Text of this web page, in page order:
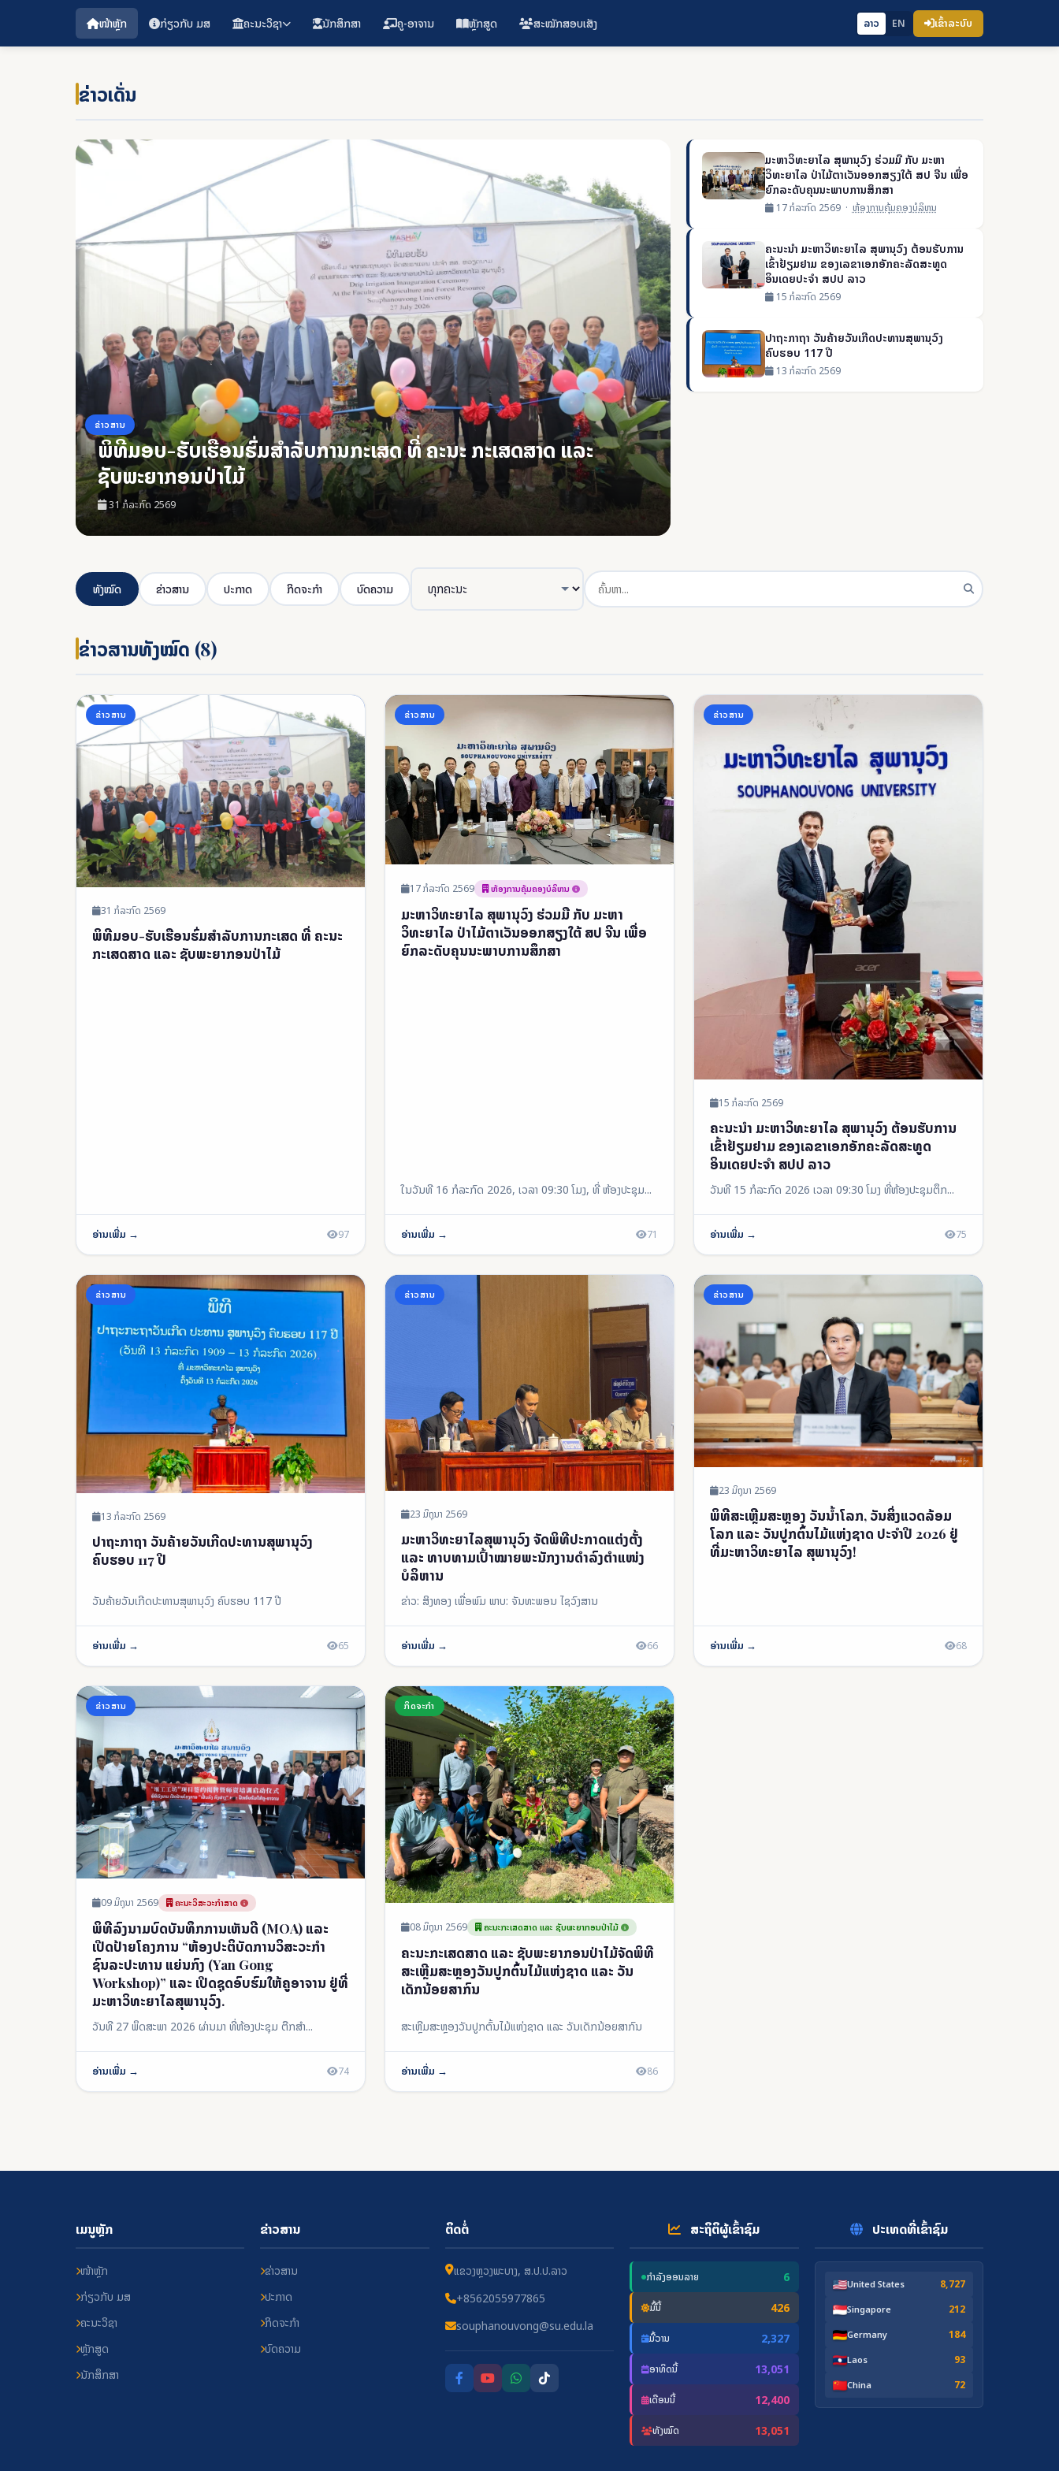
ໜ້າຫຼັກ ກ່ຽວກັບ ມສ ຄະນະວິຊາ ນັກສຶກສາ ຄູ-ອາຈານ ຫຼັກສູດ ສະໝັກສອບເສັງ ລາວ EN ເຂົ້າລະບົບ
ຂ່າວເດັ່ນ
ຂ່າວສານ
ພິທີມອບ-ຮັບເຮືອນຮົ່ມສໍາລັບການກະເສດ ທີ່ ຄະນະ ກະເສດສາດ ແລະ
ຊັບພະຍາກອນປ່າໄມ້
31 ກໍລະກົດ 2569
ມະຫາວິທະຍາໄລ ສຸພານຸວົງ ຮ່ວມມື ກັບ ມະຫາ
ວິທະຍາໄລ ປ່າໄມ້ຕາເວັນອອກສຽງໃຕ້ ສປ ຈີນ ເພື່ອ
ຍົກລະດັບຄຸນນະພາບການສຶກສາ
17 ກໍລະກົດ 2569 ·ຫ້ອງການຄຸ້ມຄອງບໍລິຫນ
ຄະນະນໍາ ມະຫາວິທະຍາໄລ ສຸພານຸວົງ ຕ້ອນຮັບການ
ເຂົ້າຢ້ຽມຢາມ ຂອງເລຂາເອກອັກຄະລັດສະທູດ
ອິນເດຍປະຈໍາ ສປປ ລາວ
15 ກໍລະກົດ 2569
ປາຖະກາຖາ ວັນຄ້າຍວັນເກີດປະທານສຸພານຸວົງ
ຄົບຮອບ 117 ປີ
13 ກໍລະກົດ 2569
ທັງໝົດ ຂ່າວສານ ປະກາດ ກິດຈະກຳ ບົດຄວາມ
ຂ່າວສານທັງໝົດ (8)
ຂ່າວສານ
31 ກໍລະກົດ 2569
ພິທີມອບ-ຮັບເຮືອນຮົ່ມສໍາລັບການກະເສດ ທີ່ ຄະນະ
ກະເສດສາດ ແລະ ຊັບພະຍາກອນປ່າໄມ້
ອ່ານເພີ່ມ → 97
ຂ່າວສານ
17 ກໍລະກົດ 2569 ຫ້ອງການຄຸ້ມຄອງບໍລິຫນ
ມະຫາວິທະຍາໄລ ສຸພານຸວົງ ຮ່ວມມື ກັບ ມະຫາ
ວິທະຍາໄລ ປ່າໄມ້ຕາເວັນອອກສຽງໃຕ້ ສປ ຈີນ ເພື່ອ
ຍົກລະດັບຄຸນນະພາບການສຶກສາ
ໃນວັນທີ 16 ກໍລະກົດ 2026, ເວລາ 09:30 ໂມງ, ທີ່ ຫ້ອງປະຊຸມ...
ອ່ານເພີ່ມ → 71
ຂ່າວສານ
15 ກໍລະກົດ 2569
ຄະນະນໍາ ມະຫາວິທະຍາໄລ ສຸພານຸວົງ ຕ້ອນຮັບການ
ເຂົ້າຢ້ຽມຢາມ ຂອງເລຂາເອກອັກຄະລັດສະທູດ
ອິນເດຍປະຈໍາ ສປປ ລາວ
ວັນທີ 15 ກໍລະກົດ 2026 ເວລາ 09:30 ໂມງ ທີ່ຫ້ອງປະຊຸມຕຶກ...
ອ່ານເພີ່ມ → 75
ຂ່າວສານ
13 ກໍລະກົດ 2569
ປາຖະກາຖາ ວັນຄ້າຍວັນເກີດປະທານສຸພານຸວົງ
ຄົບຮອບ 117 ປີ
ວັນຄ້າຍວັນເກີດປະທານສຸພານຸວົງ ຄົບຮອບ 117 ປີ
ອ່ານເພີ່ມ → 65
ຂ່າວສານ
23 ມິຖຸນາ 2569
ມະຫາວິທະຍາໄລສຸພານຸວົງ ຈັດພິທີປະກາດແຕ່ງຕັ້ງ
ແລະ ທາບທາມເປົ້າໝາຍພະນັກງານດຳລົງຕໍາແໜ່ງ
ບໍລິຫານ
ຂ່າວ: ສິງທອງ ເພື່ອພົມ ພາບ: ຈັນທະພອນ ໄຊວົງສານ
ອ່ານເພີ່ມ → 66
ຂ່າວສານ
23 ມິຖຸນາ 2569
ພິທີສະເຫຼີມສະຫຼອງ ວັນນໍ້າໂລກ, ວັນສິ່ງແວດລ້ອມ
ໂລກ ແລະ ວັນປູກຕົ້ນໄມ້ແຫ່ງຊາດ ປະຈໍາປີ 2026 ຢູ່
ທີ່ມະຫາວິທະຍາໄລ ສຸພານຸວົງ!
ອ່ານເພີ່ມ → 68
ຂ່າວສານ
09 ມິຖຸນາ 2569 ຄະນະວິສະວະກຳສາດ
ພິທີລົງນາມບົດບັນທຶກການເຫັນດີ (MOA) ແລະ
ເປີດປ້າຍໂຄງການ “ຫ້ອງປະຕິບັດການວິສະວະກຳ
ຊົນລະປະທານ ແຍ່ນກົງ (Yan Gong
Workshop)” ແລະ ເປີດຊຸດອົບຮົມໃຫ້ຄູອາຈານ ຢູ່ທີ່
ມະຫາວິທະຍາໄລສຸພານຸວົງ.
ວັນທີ 27 ພຶດສະພາ 2026 ຜ່ານມາ ທີ່ຫ້ອງປະຊຸມ ຕືກສໍາ...
ອ່ານເພີ່ມ → 74
ກິດຈະກຳ
08 ມິຖຸນາ 2569 ຄະນະກະເສດສາດ ແລະ ຊັບພະຍາກອນປ່າໄມ້
ຄະນະກະເສດສາດ ແລະ ຊັບພະຍາກອນປ່າໄມ້ຈັດພິທີ
ສະເຫຼີມສະຫຼອງວັນປູກຕົ້ນໄມ້ແຫ່ງຊາດ ແລະ ວັນ
ເດັກນ້ອຍສາກົນ
ສະເຫຼີມສະຫຼອງວັນປູກຕົ້ນໄມ້ແຫ່ງຊາດ ແລະ ວັນເດັກນ້ອຍສາກົນ
ອ່ານເພີ່ມ → 86
ເມນູຫຼັກ
ໜ້າຫຼັກ
ກ່ຽວກັບ ມສ
ຄະນະວິຊາ
ຫຼັກສູດ
ນັກສຶກສາ
ຂ່າວສານ
ຂ່າວສານ
ປະກາດ
ກິດຈະກຳ
ບົດຄວາມ
ຕິດຕໍ່
ແຂວງຫຼວງພະບາງ, ສ.ປ.ປ.ລາວ
+8562055977865
souphanouvong@su.edu.la
ສະຖິຕິຜູ້ເຂົ້າຊົມ
ກຳລັງອອນລາຍ 6
ມື້ນີ້ 426
ມື້ວານ 2,327
ອາທິດນີ້ 13,051
ເດືອນນີ້ 12,400
ທັງໝົດ 13,051
ປະເທດທີ່ເຂົ້າຊົມ
United States 8,727
Singapore 212
Germany 184
Laos 93
China 72